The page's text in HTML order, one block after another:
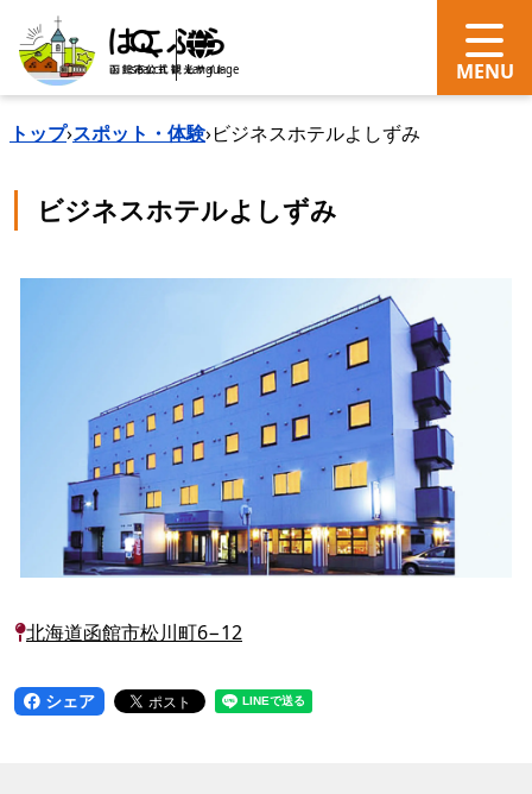
search Language
トップ›スポット・体験›ビジネスホテルよしずみ
ビジネスホテルよしずみ
北海道函館市松川町6−12
シェア